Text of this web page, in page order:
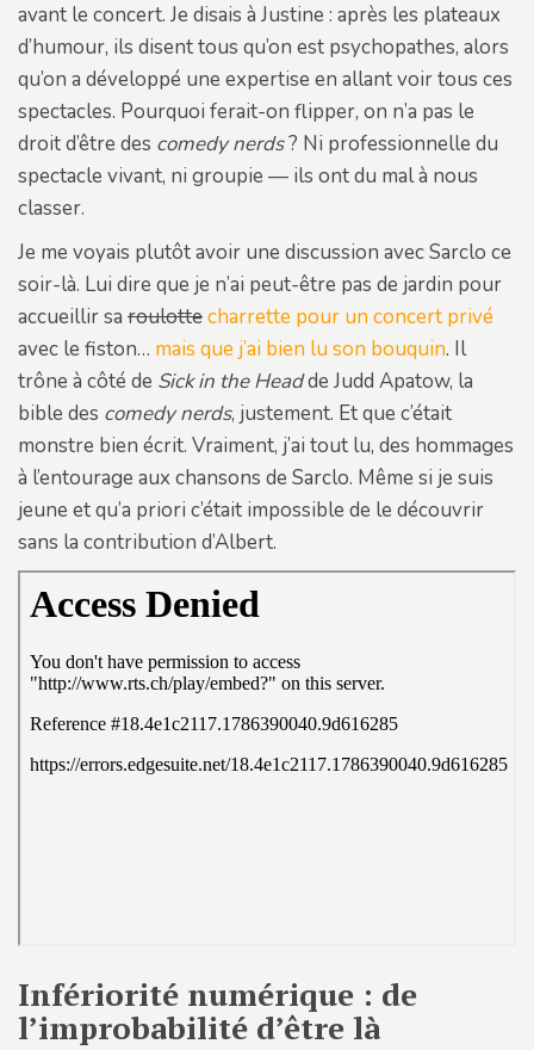
avant le concert. Je disais à Justine : après les plateaux
d’humour, ils disent tous qu’on est psychopathes, alors
qu’on a développé une expertise en allant voir tous ces
spectacles. Pourquoi ferait-on flipper, on n’a pas le
droit d’être des comedy nerds? Ni professionnelle du
spectacle vivant, ni groupie — ils ont du mal à nous
classer.
Je me voyais plutôt avoir une discussion avec Sarclo ce
soir-là. Lui dire que je n’ai peut-être pas de jardin pour
accueillir sa roulottecharrette pour un concert privé
avec le fiston… mais que j’ai bien lu son bouquin. Il
trône à côté de Sick in the Headde Judd Apatow, la
bible des comedy nerds, justement. Et que c’était
monstre bien écrit. Vraiment, j’ai tout lu, des hommages
à l’entourage aux chansons de Sarclo. Même si je suis
jeune et qu’a priori c’était impossible de le découvrir
sans la contribution d’Albert.
Infériorité numérique : de
l’improbabilité d’être là